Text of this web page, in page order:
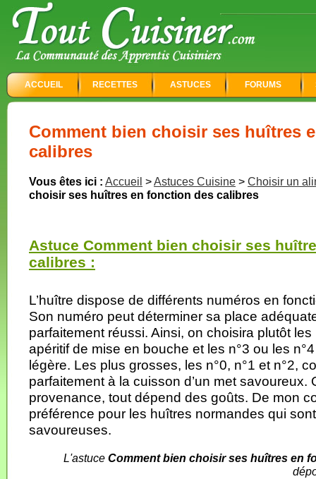
ACCUEIL RECETTES ASTUCES FORUMS
Comment bien choisir ses huîtres
calibres
Vous êtes ici : Accueil >Astuces Cuisine > Choisir un
choisir ses huîtres en fonction des calibres
Astuce Comment bien choisir ses
calibres :
L’huître dispose de différents numéros en
Son numéro peut déterminer sa place
parfaitement réussi. Ainsi, on choisira plutôt
apéritif de mise en bouche et les n°3 ou les
légère. Les plus grosses, les n°0, n°1 et n°2,
parfaitement à la cuisson d’un met savoureux.
provenance, tout dépend des goûts. De mon
préférence pour les huîtres normandes qui
savoureuses.
L'astuce Comment bien choisir ses huîtres en